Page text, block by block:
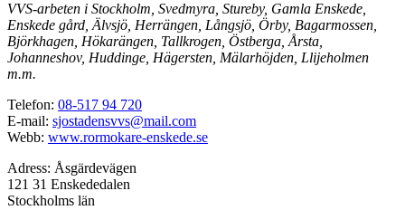
VVS-arbeten i Stockholm, Svedmyra, Stureby, Gamla Enskede,
Enskede gård, Älvsjö, Herrängen, Långsjö, Örby, Bagarmossen,
Björkhagen, Hökarängen, Tallkrogen, Östberga, Årsta,
Johanneshov, Huddinge, Hägersten, Mälarhöjden, Llijeholmen
m.m.
Telefon: 08-517 94 720
E-mail: sjostadensvvs@mail.com
Webb: www.rormokare-enskede.se
Adress: Åsgärdevägen
121 31 Enskededalen
Stockholms län